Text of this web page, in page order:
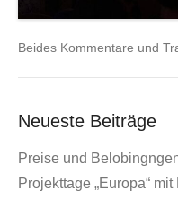
Beides Kommentare und
Neueste Beiträge
Preise und
Projekttage „Europa“